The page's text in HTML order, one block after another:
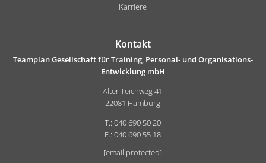
Karriere
Kontakt
Teamplan Gesellschaft für Training, Personal- und Organisations-
Entwicklung mbH
Alter Teichweg 41
22081 Hamburg
T.: 040 690 50 20
F.: 040 690 55 18
[email protected]